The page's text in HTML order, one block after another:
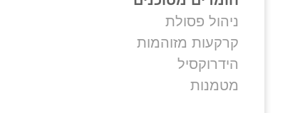
ניהול פסולת
קרקעות מזוהמות
הידרוקסיל
מטמנות